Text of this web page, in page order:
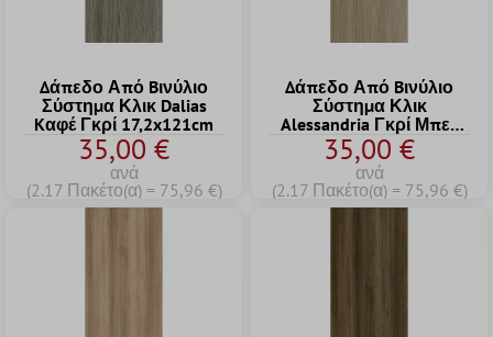
Δάπεδο Από Bινύλιο
Σύστημα Κλικ Dalias
Kαφέ Γκρί 17,2x121cm
35,00 €
ανά
(2.17 Πακέτο(α) = 75,96 €)
Δάπεδο Από Bινύλιο
Σύστημα Κλικ
Alessandria Γκρί Μπεζ
17,2x121cm
35,00 €
ανά
(2.17 Πακέτο(α) = 75,96 €)